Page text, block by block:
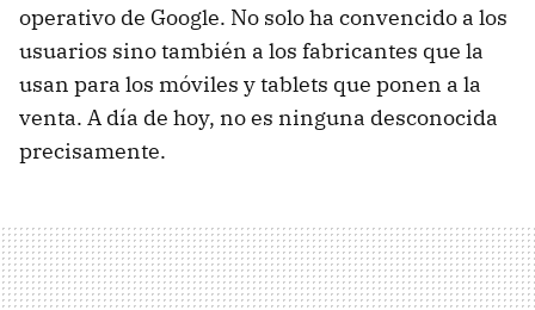
operativo de Google. No solo ha convencido a los
usuarios sino también a los fabricantes que la
usan para los móviles y tablets que ponen a la
venta. A día de hoy, no es ninguna desconocida
precisamente.